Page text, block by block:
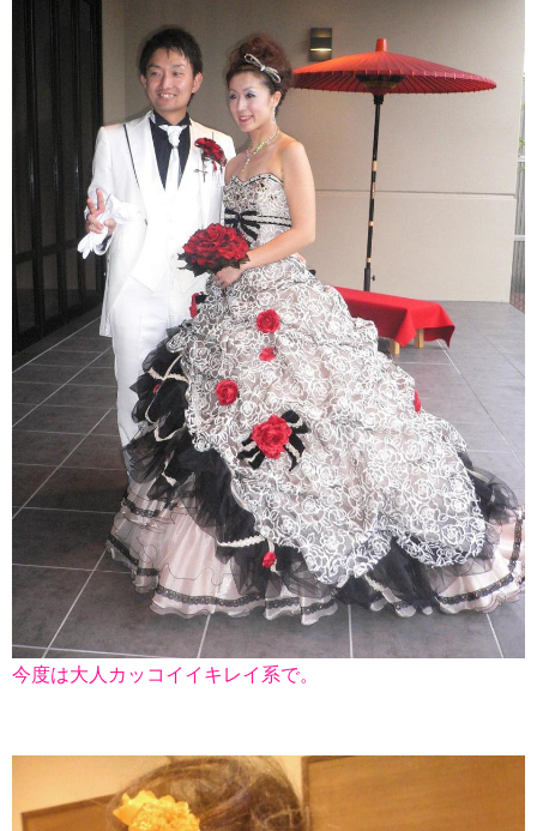
今度は大人カッコイイキレイ系で。